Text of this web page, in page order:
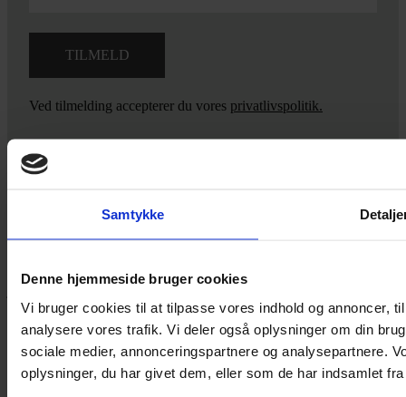
Samtykke
Denne hjemmeside bruger cookies
Vi bruger cookies til at tilpasse vores indhold og annoncer,
analysere vores trafik. Vi deler også oplysninger om din
sociale medier, annonceringspartnere og analysepartnere.
oplysninger, du har givet dem, eller som de har indsamlet
Ved tilmelding accepterer du vores privatlivspolitik.
mig,eller kom forbi butikken på Vestergade 12 i Tønder. Så hjælper
jeg dig på vej.
Vestergade 12 6270, Tønder
60 51 96 50
post@yarneverywear.dk
CVR 43041649